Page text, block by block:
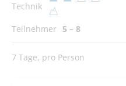
Technik
Teilnehmer 5 – 8
7 Tage, pro Person